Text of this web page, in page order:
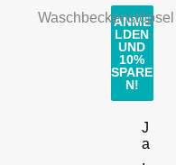
Waschbeckenstöpsel
ANME
LDEN
UND
10%
SPARE
N!
J
a
,